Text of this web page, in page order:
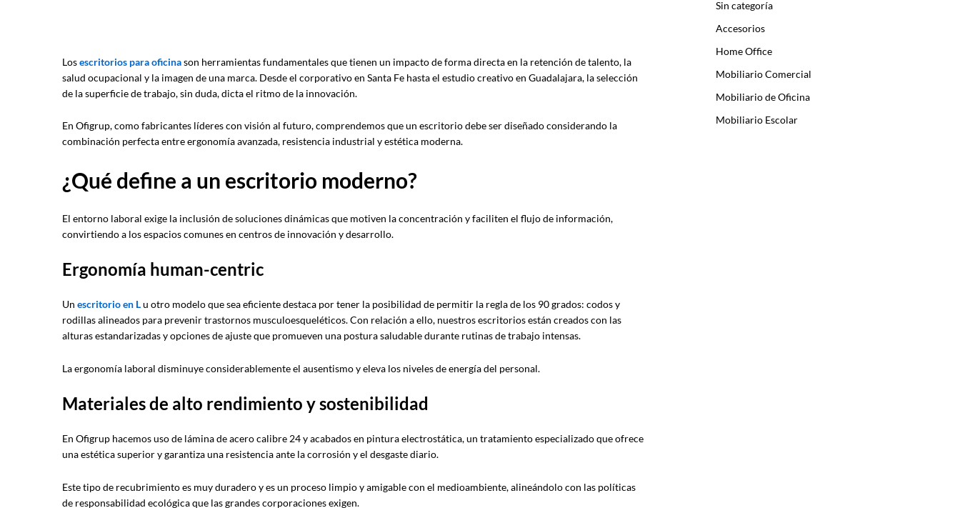
Losescritorios para oficinason herramientas fundamentales que tienen un impacto de forma directa en la retención de talento, la
salud ocupacional y la imagen de una marca. Desde el corporativo en Santa Fe hasta el estudio creativo en Guadalajara, la selección
de la superficie de trabajo, sin duda, dicta el ritmo de la innovación.
En Ofigrup, como fabricantes líderes con visión al futuro, comprendemos que un escritorio debe ser diseñado considerando la
combinación perfecta entre ergonomía avanzada, resistencia industrial y estética moderna.
¿Qué define a un escritorio moderno?
El entorno laboral exige la inclusión de soluciones dinámicas que motiven la concentración y faciliten el flujo de información,
convirtiendo a los espacios comunes en centros de innovación y desarrollo.
Ergonomía human-centric
Un escritorio en Lu otro modelo que sea eficiente destaca por tener la posibilidad de permitir la regla de los 90 grados: codos y
rodillas alineados para prevenir trastornos musculoesqueléticos. Con relación a ello, nuestros escritorios están creados con las
alturas estandarizadas y opciones de ajuste que promueven una postura saludable durante rutinas de trabajo intensas.
La ergonomía laboral disminuye considerablemente el ausentismo y eleva los niveles de energía del personal.
Materiales de alto rendimiento y sostenibilidad
En Ofigrup hacemos uso de lámina de acero calibre 24 y acabados en pintura electrostática, un tratamiento especializado que ofrece
una estética superior y garantiza una resistencia ante la corrosión y el desgaste diario.
Este tipo de recubrimiento es muy duradero y es un proceso limpio y amigable con el medioambiente, alineándolo con las políticas
de responsabilidad ecológica que las grandes corporaciones exigen.
Sin categoría
Accesorios
Home Office
Mobiliario Comercial
Mobiliario de Oficina
Mobiliario Escolar